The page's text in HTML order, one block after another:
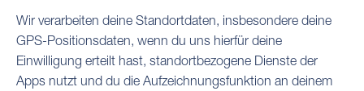
Wir verarbeiten deine Standortdaten, insbesondere deine
GPS-Positionsdaten, wenn du uns hierfür deine
Einwilligung erteilt hast, standortbezogene Dienste der
Apps nutzt und du die Aufzeichnungsfunktion an deinem